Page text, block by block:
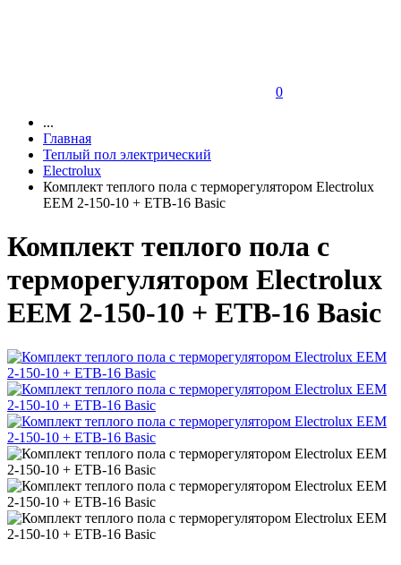
0
...
Главная
Теплый пол электрический
Electrolux
Комплект теплого пола с терморегулятором Electrolux
EEM 2-150-10 + ETB-16 Basic
Комплект теплого пола с
терморегулятором Electrolux
EEM 2-150-10 + ETB-16 Basic